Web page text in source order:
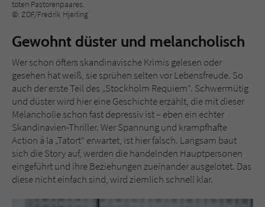
toten Pastorenpaares.
©: ZDF/Fredrik Hjerling
Gewohnt düster und melancholisch
Wer schon öfters skandinavische Krimis gelesen oder
gesehen hat weiß, sie sprühen selten vor Lebensfreude. So
auch der erste Teil des „Stockholm Requiem“. Schwermütig
und düster wird hier eine Geschichte erzählt, die mit dieser
Melancholie schon fast depressiv ist – eben ein echter
Skandinavien-Thriller. Wer Spannung und krampfhafte
Action á la „Tatort“ erwartet, ist hier falsch. Langsam baut
sich die Story auf, werden die handelnden Hauptpersonen
eingeführt und ihre Beziehungen zueinander ausgelotet. Das
diese nicht einfach sind, wird ziemlich schnell klar.
überprüfen.